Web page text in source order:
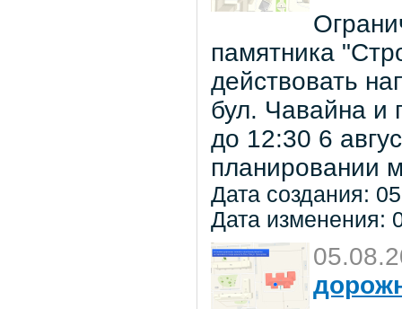
памятника
действовать
бул. Чавайна и
до 12:30 6
планировании
Дата создания:
Дата изменения: